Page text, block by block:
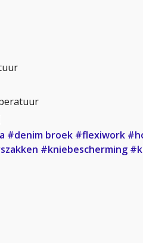
#denim broek #flexiwork
#kniebescherming